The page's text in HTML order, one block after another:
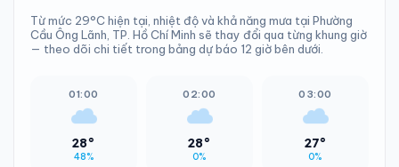
Từ mức 29°C hiện tại, nhiệt độ và khả năng mưa tại Phường
Cầu Ông Lãnh, TP. Hồ Chí Minh sẽ thay đổi qua từng khung giờ
— theo dõi chi tiết trong bảng dự báo 12 giờ bên dưới.
01:00
28°
48%
02:00
28°
0%
03:00
27°
0%